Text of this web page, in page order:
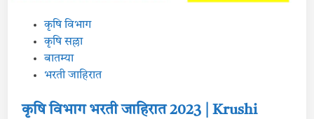
d
कृषि विभाग
कृषि सल्ला
बातम्या
भरती जाहिरात
कृषि विभाग भरती जाहिरात 2023 | Krushi